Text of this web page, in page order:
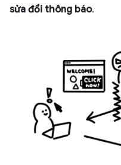
sửa đổi thông báo.